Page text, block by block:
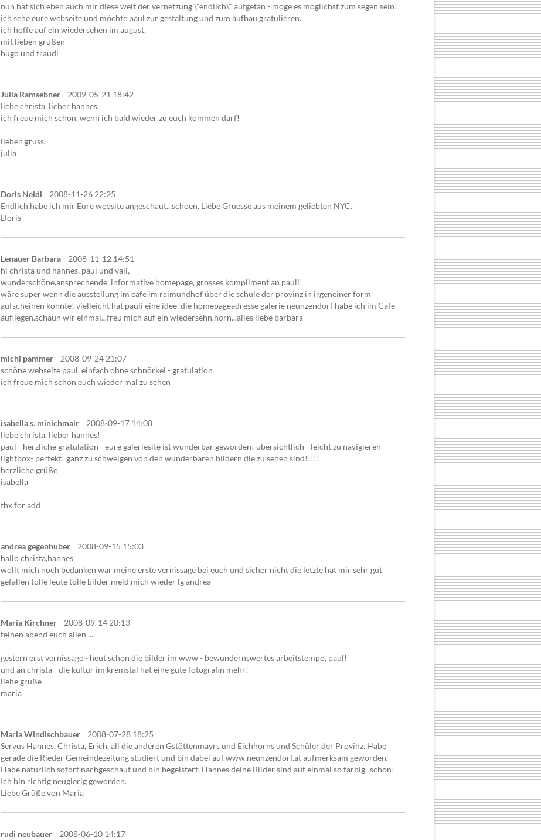
nun hat sich eben auch mir diese welt der vernetzung \"endlich\" aufgetan - möge es möglichst zum segen sein!
ich sehe eure webseite und möchte paul zur gestaltung und zum aufbau gratulieren.
ich hoffe auf ein wiedersehen im august.
mit lieben grüßen
hugo und traudl
Julia Ramsebner 2009-05-21 18:42
liebe christa, lieber hannes,
ich freue mich schon, wenn ich bald wieder zu euch kommen darf!
lieben gruss,
julia
Doris Neidl 2008-11-26 22:25
Endlich habe ich mir Eure website angeschaut...schoen. Liebe Gruesse aus meinem geliebten NYC.
Doris
Lenauer Barbara 2008-11-12 14:51
hi christa und hannes, paul und vali,
wunderschöne,ansprechende, informative homepage, grosses kompliment an pauli!
wäre super wenn die ausstellung im cafe im raimundhof über die schule der provinz in irgeneiner form
aufscheinen könnte! vielleicht hat pauli eine idee. die homepageadresse galerie neunzendorf habe ich im Cafe
aufliegen.schaun wir einmal...freu mich auf ein wiedersehn,hörn...alles liebe barbara
michi pammer 2008-09-24 21:07
schöne webseite paul, einfach ohne schnörkel - gratulation
ich freue mich schon euch wieder mal zu sehen
isabella s. minichmair 2008-09-17 14:08
liebe christa, lieber hannes!
paul - herzliche gratulation - eure galeriesite ist wunderbar geworden! übersichtlich - leicht zu navigieren -
lightbox- perfekt! ganz zu schweigen von den wunderbaren bildern die zu sehen sind!!!!!
herzliche grüße
isabella
thx for add
andrea gegenhuber 2008-09-15 15:03
hallo christa,hannes
wollt mich noch bedanken war meine erste vernissage bei euch und sicher nicht die letzte hat mir sehr gut
gefallen tolle leute tolle bilder meld mich wieder lg andrea
Maria Kirchner 2008-09-14 20:13
feinen abend euch allen ...
gestern erst vernissage - heut schon die bilder im www - bewundernswertes arbeitstempo, paul!
und an christa - die kultur im kremstal hat eine gute fotografin mehr!
liebe grüße
maria
Maria Windischbauer 2008-07-28 18:25
Servus Hannes, Christa, Erich, all die anderen Gstöttenmayrs und Eichhorns und Schüler der Provinz. Habe
gerade die Rieder Gemeindezeitung studiert und bin dabei auf www.neunzendorf.at aufmerksam geworden.
Habe natürlich sofort nachgeschaut und bin begeistert. Hannes deine Bilder sind auf einmal so farbig -schön!
Ich bin richtig neugierig geworden.
Liebe Grüße von Maria
rudi neubauer 2008-06-10 14:17